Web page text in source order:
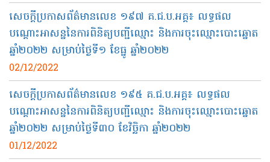
សេចក្តីប្រកាសព័ត៌មានលេខ ១៩៧ គ.ជ.ប.អគ្គ៖ លទ្ធផល
បណ្ដោះអាសន្ននៃការពិនិត្យបញ្ជីឈ្មោះ និងការចុះឈ្មោះបោះឆ្នោត
ឆ្នាំ២០២២ សម្រាប់ថ្ងៃទី១ ខែធ្នូ ឆ្នាំ២០២២
02/12/2022
សេចក្តីប្រកាសព័ត៌មានលេខ ១៩៥ គ.ជ.ប.អគ្គ៖ លទ្ធផល
បណ្ដោះអាសន្ននៃការពិនិត្យបញ្ជីឈ្មោះ និងការចុះឈ្មោះបោះឆ្នោត
ឆ្នាំ២០២២ សម្រាប់ថ្ងៃទី៣០ ខែវិច្ឆិកា ឆ្នាំ២០២២
01/12/2022